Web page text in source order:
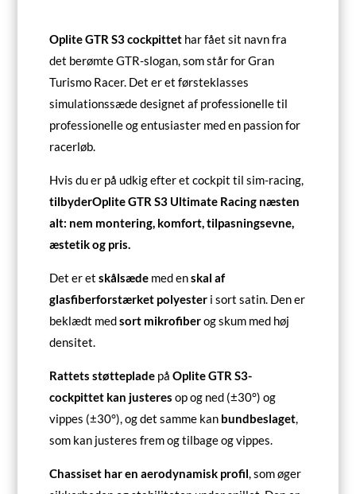
Oplite GTR S3 cockpittet har fået sit navn fra
det berømte GTR-slogan, som står for Gran
Turismo Racer. Det er et førsteklasses
simulationssæde designet af professionelle til
professionelle og entusiaster med en passion for
racerløb.
Hvis du er på udkig efter et cockpit til sim-racing,
tilbyderOplite GTR S3 Ultimate Racing næsten
alt: nem montering, komfort, tilpasningsevne,
æstetik og pris.
Det er etskålsæde med enskal af
glasfiberforstærket polyester i sort satin. Den er
beklædt medsort mikrofiberog skum med høj
densitet.
Rattets støtteplade påOplite GTR S3-
cockpittet kan justeresop og ned (±30°) og
vippes (±30°), og det samme kan bundbeslaget
som kan justeres frem og tilbage og vippes.
Chassiset har en aerodynamisk profil , som øger
#1 : SIMLAB GT1 EVO
-5 % med kodenSIMMEDIA5